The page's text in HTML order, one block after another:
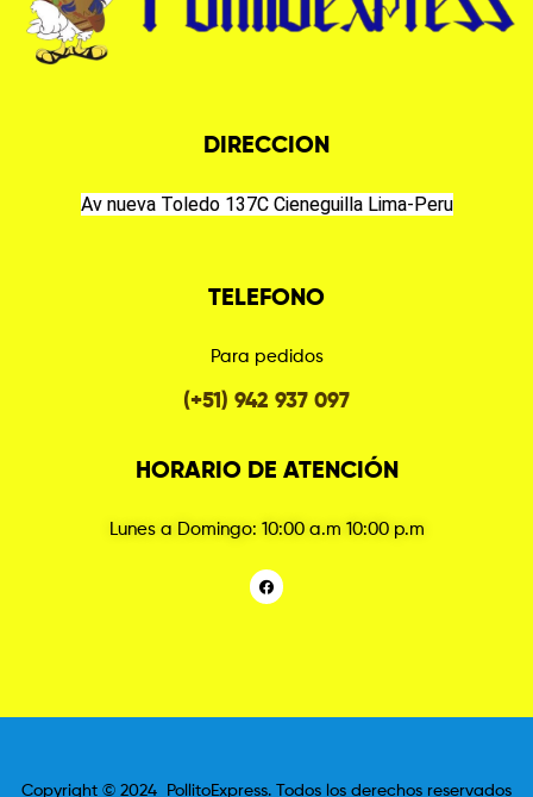
DIRECCION
Av nueva Toledo 137C Cieneguilla Lima-Peru
TELEFONO
Para pedidos
(+51) 942 937 097
HORARIO DE ATENCIÓN
Lunes a Domingo: 10:00 a.m 10:00 p.m
Copyright © 2024 PollitoExpress. Todos los derechos reservados